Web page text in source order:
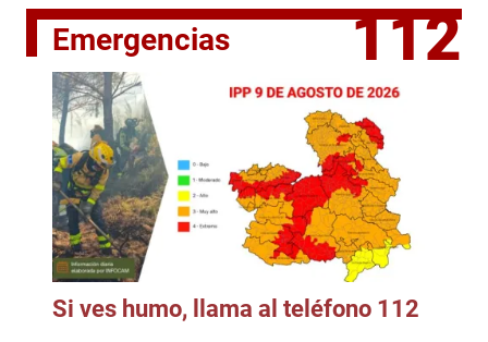
Emergencias 112
Si ves humo, llama al teléfono 112